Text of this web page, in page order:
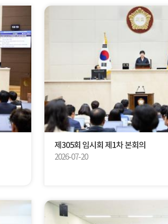
제305회 임시회 제1차 본회의
2026-07-20